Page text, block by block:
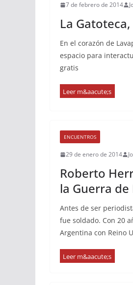
7 de febrero de 2014
La
En el corazón de
espacio para
gratis
ENCUENTROS
29 de enero de 2014
Roberto
la Guerra
Antes de ser
fue soldado. Con 20
Argentina con Reino